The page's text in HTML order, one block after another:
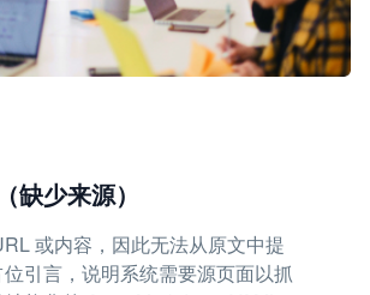
缺少来源）
或内容，因此无法从原文中提
引言，说明系统需要源页面以抓